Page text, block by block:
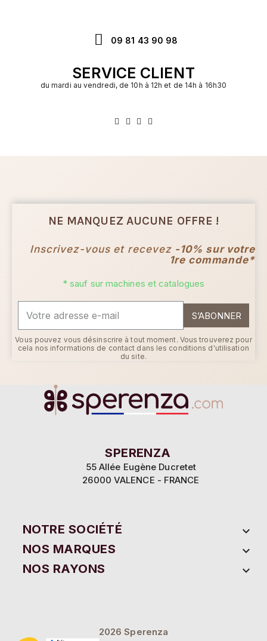
09 81 43 90 98
SERVICE CLIENT
du mardi au vendredi, de 10h à 12h et de 14h à 16h30
NE MANQUEZ AUCUNE OFFRE !
Inscrivez-vous et recevez -10% sur votre
1re commande*
* sauf sur machines et catalogues
S’ABONNER
Vous pouvez vous désinscrire à tout moment. Vous trouverez pour
cela nos informations de contact dans les conditions d'utilisation
du site.
SPERENZA
55 Allée Eugène Ducretet
26000 VALENCE - FRANCE
NOTRE SOCIÉTÉ

NOS MARQUES

NOS RAYONS

2026 Sperenza